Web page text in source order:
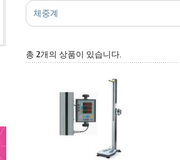
체중계
총 2개의 상품이 있습니다.